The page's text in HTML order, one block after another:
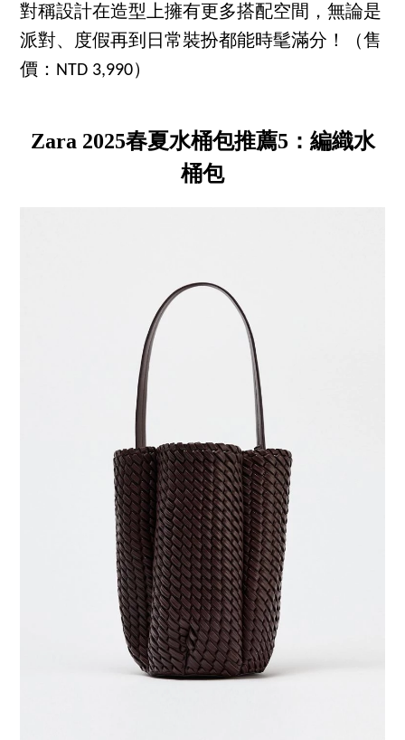
對稱設計在造型上擁有更多搭配空間，無論是
派對、度假再到日常裝扮都能時髦滿分！（售
價：NTD 3,990）
Zara 2025春夏水桶包推薦5：編織水
桶包